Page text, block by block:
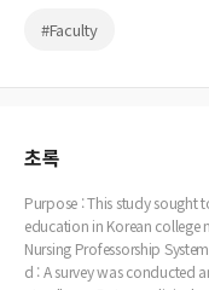
#Faculty
초록
Purpose : This study sought
education in Korean college
Nursing Professorship
d : A survey was conducted